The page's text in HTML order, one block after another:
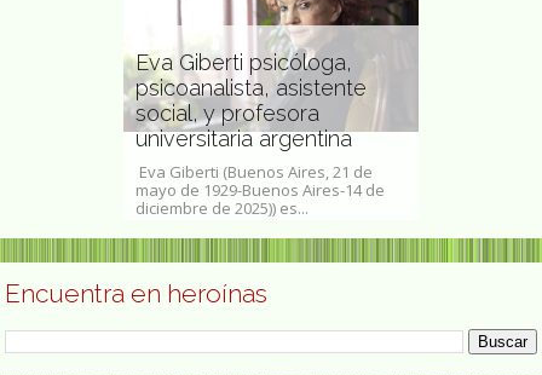
Eva Giberti psicóloga,
psicoanalista, asistente
social, y profesora
universitaria argentina
Eva Giberti (Buenos Aires, 21 de
mayo de 1929-Buenos Aires-14 de
diciembre de 2025)) es...
Encuentra en heroínas